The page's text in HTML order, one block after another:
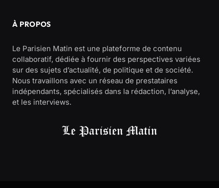
À PROPOS
Le Parisien Matin est une plateforme de contenu
collaboratif, dédiée à fournir des perspectives variées
sur des sujets d’actualité, de politique et de société.
Nous travaillons avec un réseau de prestataires
indépendants, spécialisés dans la rédaction, l’analyse,
et les interviews.